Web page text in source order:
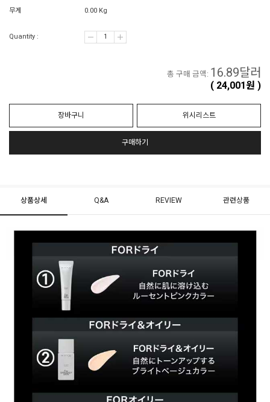
무게 0.00 Kg
Quantity :
총 구매 금액: 16.89달러
( 24,001원 )
장바구니 위시리스트
구매하기
상품상세 Q&A REVIEW 관련상품